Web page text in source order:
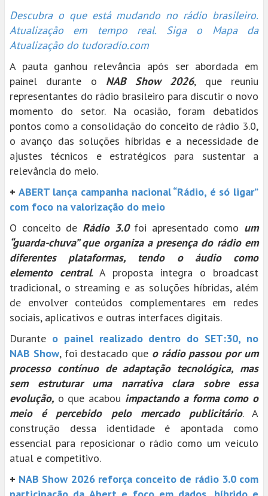
Descubra o que está mudando no rádio brasileiro.
Atualização em tempo real. Siga o Mapa da
Atualização do tudoradio.com
A pauta ganhou relevância após ser abordada em
painel durante o NAB Show 2026, que reuniu
representantes do rádio brasileiro para discutir o novo
momento do setor. Na ocasião, foram debatidos
pontos como a consolidação do conceito de rádio 3.0,
o avanço das soluções híbridas e a necessidade de
ajustes técnicos e estratégicos para sustentar a
relevância do meio.
+ ABERT lança campanha nacional “Rádio, é só ligar”
com foco na valorização do meio
O conceito de Rádio 3.0foi apresentado como um
“guarda-chuva” que organiza a presença do rádio em
diferentes plataformas, tendo o áudio como
elemento central. A proposta integra o broadcast
tradicional, o streaming e as soluções híbridas, além
de envolver conteúdos complementares em redes
sociais, aplicativos e outras interfaces digitais.
Durante o painel realizado dentro do SET:30, no
NAB Show, foi destacado que o rádio passou por um
processo contínuo de adaptação tecnológica, mas
sem estruturar uma narrativa clara sobre essa
evolução, o que acabou impactando a forma como o
meio é percebido pelo mercado publicitário. A
construção dessa identidade é apontada como
essencial para reposicionar o rádio como um veículo
atual e competitivo.
+ NAB Show 2026 reforça conceito de rádio 3.0 com